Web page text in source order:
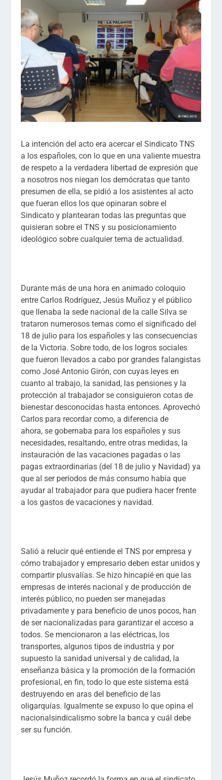
La intención del acto era acercar el Sindicato TNS
a los españoles, con lo que en una valiente muestra
de respeto a la verdadera libertad de expresión que
a nosotros nos niegan los demócratas que tanto
presumen de ella, se pidió a los asistentes al acto
que fueran ellos los que opinaran sobre el
Sindicato y plantearan todas las preguntas que
quisieran sobre el TNS y su posicionamiento
ideológico sobre cualquier tema de actualidad.
Durante más de una hora en animado coloquio
entre Carlos Rodríguez, Jesús Muñoz y el público
que llenaba la sede nacional de la calle Silva se
trataron numerosos temas como el significado del
18 de julio para los españoles y las consecuencias
de la Victoria. Sobre todo, de los logros sociales
que fueron llevados a cabo por grandes falangistas
como José Antonio Girón, con cuyas leyes en
cuanto al trabajo, la sanidad, las pensiones y la
protección al trabajador se consiguieron cotas de
bienestar desconocidas hasta entonces. Aprovechó
Carlos para recordar como, a diferencia de
ahora, se gobernaba para los españoles y sus
necesidades, resaltando, entre otras medidas, la
instauración de las vacaciones pagadas o las
pagas extraordinarias (del 18 de julio y Navidad) ya
que al ser periodos de más consumo había que
ayudar al trabajador para que pudiera hacer frente
a los gastos de vacaciones y navidad.
Salió a relucir qué entiende el TNS por empresa y
cómo trabajador y empresario deben estar unidos y
compartir plusvalías. Se hizo hincapié en que las
empresas de interés nacional y de producción de
interés público, no pueden ser manejadas
privadamente y para beneficio de unos pocos, han
de ser nacionalizadas para garantizar el acceso a
todos. Se mencionaron a las eléctricas, los
transportes, algunos tipos de industria y por
supuesto la sanidad universal y de calidad, la
enseñanza básica y la promoción de la formación
profesional, en fin, todo lo que este sistema está
destruyendo en aras del beneficio de las
oligarquías. Igualmente se expuso lo que opina el
nacionalsindicalismo sobre la banca y cuál debe
ser su función.